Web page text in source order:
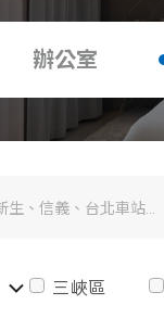
辦公室
三峽區